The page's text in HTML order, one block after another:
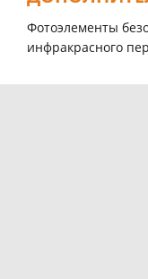
Фотоэлементы
инфракрасного